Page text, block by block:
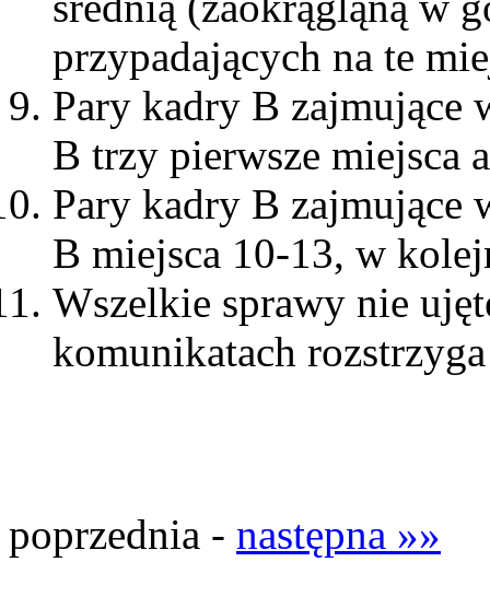
przypadających na te
Pary kadry B zajmujące
B trzy pierwsze miejsca
Pary kadry B zajmujące
B miejsca 10-13, w
Wszelkie sprawy nie
komunikatach
poprzednia - następna »»